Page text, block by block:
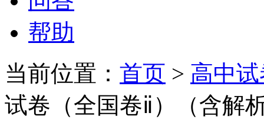
帮助
当前位置： 首页 > 高中
试卷（全国卷ⅱ）（含解